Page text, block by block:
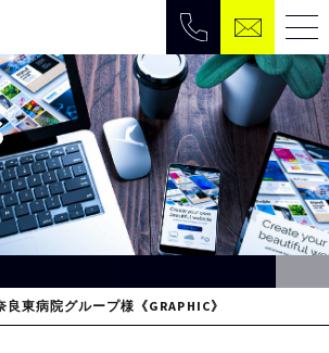
良東病院グループ様《GRAPHIC》